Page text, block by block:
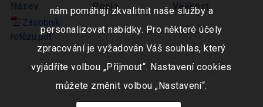
Název Popis
Velikost
Zásobník
řetězu.pdf
76.2 kB
nám pomáhají zkvalitnit naše služby a
personalizovat nabídky. Pro některé účely
zpracování je vyžadován Váš souhlas, který
vyjádříte volbou „Přijmout“. Nastavení cookies
můžete změnit volbou „Nastavení“.